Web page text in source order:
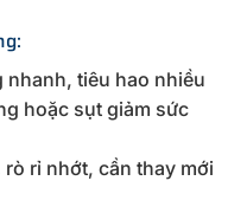
tiêu hao nhiều
hoặc sụt giảm sức
rỉ nhớt, cần thay mới